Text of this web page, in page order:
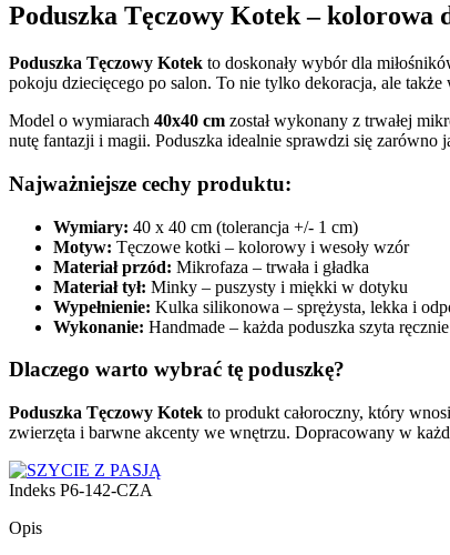
Poduszka Tęczowy Kotek –
Poduszka Tęczowy Kotek to doskonały wybór dla
pokoju dziecięcego po salon. To nie tylko dekoracja, ale także
Model o wymiarach 40x40 cm został wykonany z trwałej
nutę fantazji i magii. Poduszka idealnie sprawdzi się
Najważniejsze cechy produktu:
Wymiary: 40 x 40 cm (tolerancja +/- 1 cm)
Motyw: Tęczowe kotki – kolorowy i wesoły wzór
Materiał przód: Mikrofaza – trwała i gładka
Materiał tył: Minky – puszysty i miękki w dotyku
Wypełnienie: Kulka silikonowa – sprężysta, lekka i
Wykonanie: Handmade – każda poduszka szyta
Dlaczego warto wybrać tę poduszkę?
Poduszka Tęczowy Kotek to produkt całoroczny, który
zwierzęta i barwne akcenty we wnętrzu. Dopracowany w
Indeks P6-142-CZA
Opis